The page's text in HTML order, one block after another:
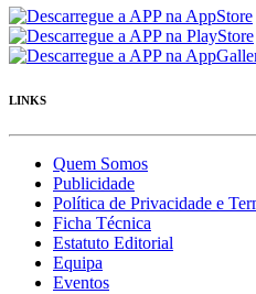
LINKS
Quem Somos
Publicidade
Política de Privacidade e
Ficha Técnica
Estatuto Editorial
Equipa
Eventos